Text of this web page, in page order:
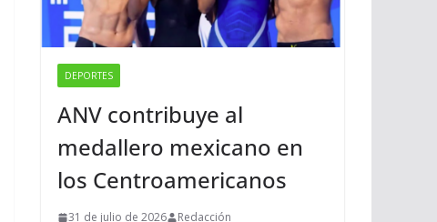
DEPORTES
ANV contribuye al
medallero mexicano en
los Centroamericanos
31 de julio de 2026 Redacción